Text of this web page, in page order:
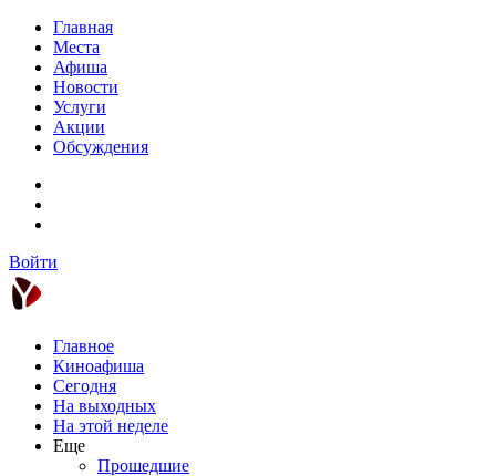
Главная
Места
Афиша
Новости
Услуги
Акции
Обсуждения
Войти
Главное
Киноафиша
Сегодня
На выходных
На этой неделе
Еще
Прошедшие